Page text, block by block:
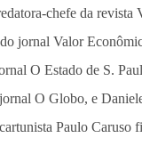
chefe da revista
jornal Valor
O Estado de S.
O Globo, e
Paulo Caruso